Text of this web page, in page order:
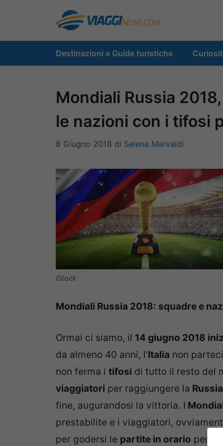
contenuto
Destinazioni e Guide turistiche
Mondiali Russia
le nazioni con i tifosi
8 Giugno 2018 di Selena Marvaldi
iStock
Mondiali Russia 2018: squadre e
Ormai ci siamo, il 14 giugno 2018
da almeno 40 anni, l’Italia non
non ferma i tifosi di tutto il resto del
viaggiatori per raggiungere la Russia
fine, augurandosi la vittoria. I
prestabilite e i viaggiatori,
per godersi le partite in orario